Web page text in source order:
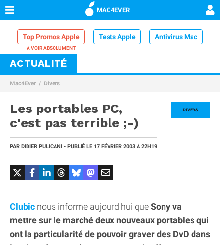
MAC4EVER
Top Promos Apple Tests Apple Antivirus Mac
VPN Mac
Comparatif iPhone
ACTUALITÉ
Mac4Ever Divers
DIVERS
Les portables PC,
c'est pas terrible ;-)
PAR DIDIER PULICANI - PUBLIÉ LE 17 FÉVRIER 2003 À 22H19
Clubic nous informe aujourd'hui queSony va
mettre sur le marché deux nouveaux portables qui
ont la particularité de pouvoir graver des DvD dans